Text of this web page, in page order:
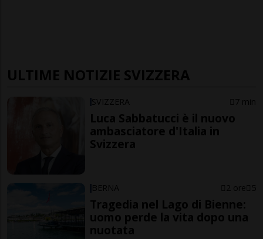
ULTIME NOTIZIE SVIZZERA
SVIZZERA 7 min
Luca Sabbatucci è il nuovo
ambasciatore d'Italia in
Svizzera
BERNA 2 ore 5
Tragedia nel Lago di Bienne:
uomo perde la vita dopo una
nuotata